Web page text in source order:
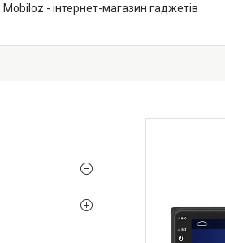
Mobiloz - інтернет-магазин гаджетів